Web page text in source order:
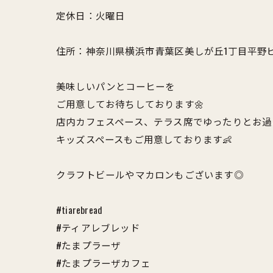
定休日：火曜日
住所：神奈川県横浜市青葉区美しが丘1丁目平野
美味しいパンとコーヒーを
ご用意してお待ちしております🌼
店内カフェスペース、テラス席でゆったりとお
キッズスペースもご用意しております👶
クラフトビールやマカロンもございます◎
#tiarebread
#ティアレブレッド
#たまプラーザ
#たまプラーザカフェ